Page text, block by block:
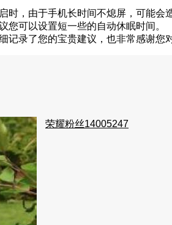
时，由于手机长时间不熄屏，可能
您可以设置短一些的自动休眠时间。
记录了您的宝贵建议，也非常感谢您
荣耀粉丝14005247